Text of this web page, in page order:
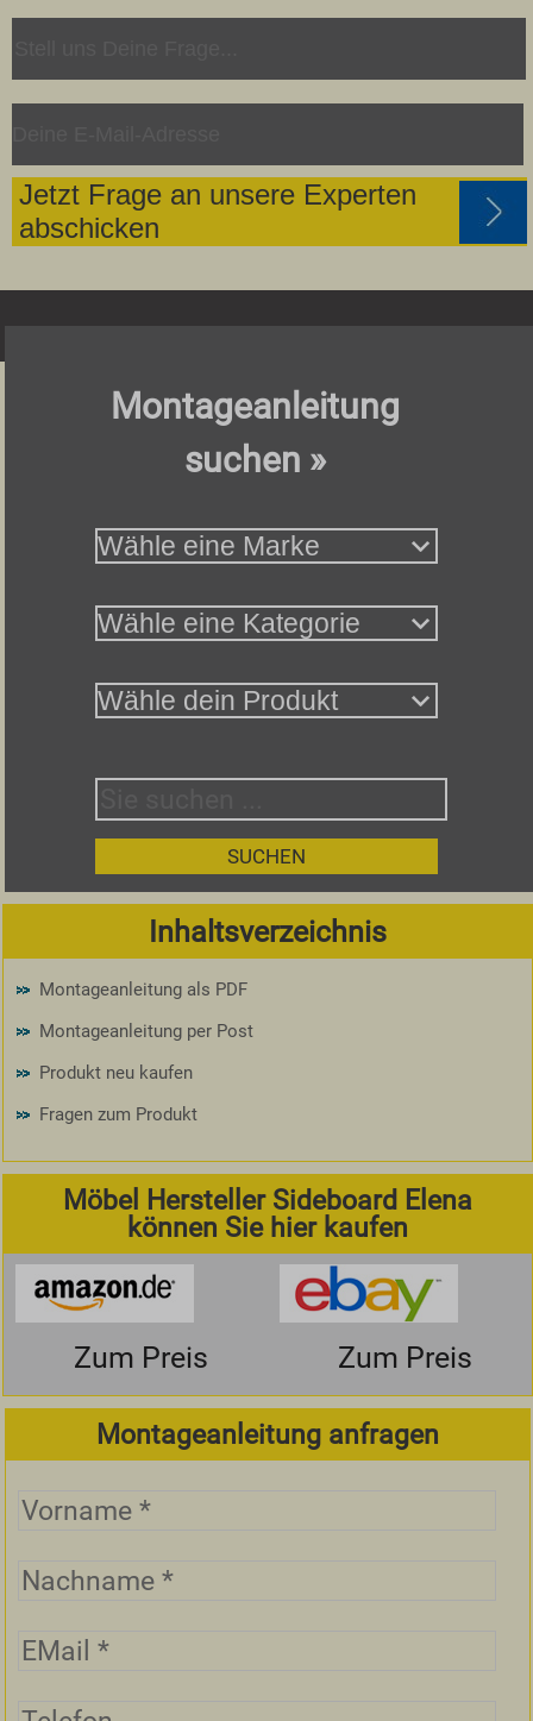
Jetzt Frage an unsere Experten
abschicken
Montageanleitung
suchen »
Inhaltsverzeichnis
Montageanleitung als PDF
Montageanleitung per Post
Produkt neu kaufen
Fragen zum Produkt
Möbel Hersteller Sideboard Elena
können Sie hier kaufen
Zum Preis Zum Preis
Montageanleitung anfragen